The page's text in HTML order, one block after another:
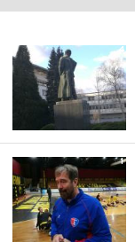
4
1